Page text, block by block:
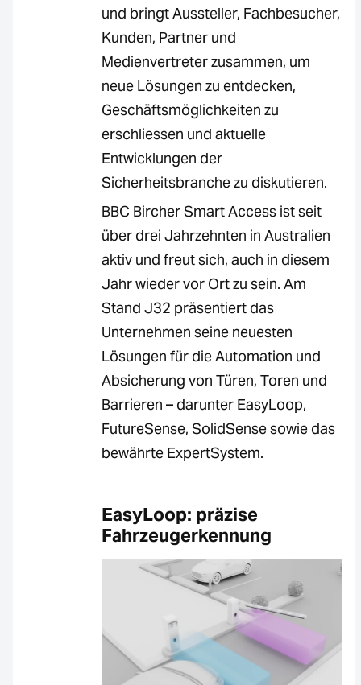
und bringt Aussteller, Fachbesucher,
Kunden, Partner und
Medienvertreter zusammen, um
neue Lösungen zu entdecken,
Geschäftsmöglichkeiten zu
erschliessen und aktuelle
Entwicklungen der
Sicherheitsbranche zu diskutieren.
BBC Bircher Smart Access ist seit
über drei Jahrzehnten in Australien
aktiv und freut sich, auch in diesem
Jahr wieder vor Ort zu sein. Am
Stand J32 präsentiert das
Unternehmen seine neuesten
Lösungen für die Automation und
Absicherung von Türen, Toren und
Barrieren – darunter EasyLoop,
FutureSense, SolidSense sowie das
bewährte ExpertSystem.
EasyLoop: präzise
Fahrzeugerkennung